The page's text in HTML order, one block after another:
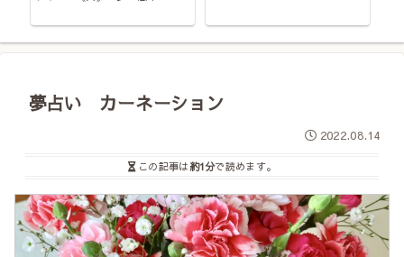
夢占い カーネーション
2022.08.14
この記事は約1分で読めます。